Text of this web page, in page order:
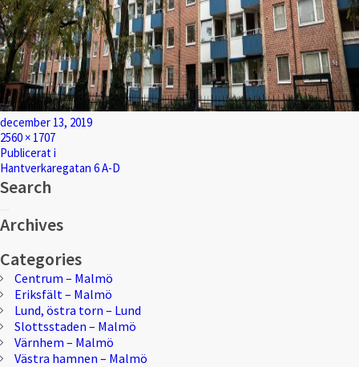
Postat
december 13, 2019
Full
storlek
2560 × 1707
Inläggsnavigering
Publicerat i
Hantverkaregatan 6 A-D
Search
efter:
Archives
Categories
Centrum – Malmö
Eriksfält – Malmö
Lund, östra torn – Lund
Slottsstaden – Malmö
Värnhem – Malmö
Västra hamnen – Malmö